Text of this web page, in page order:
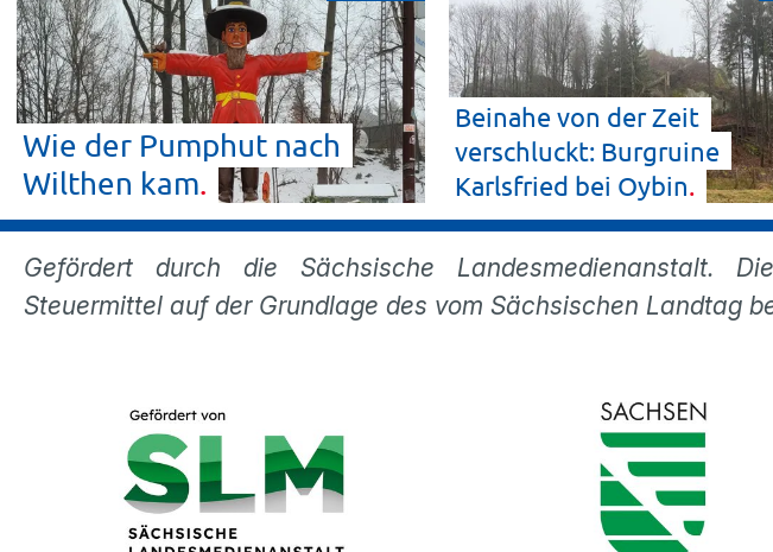
Wie der Pumphut nach
Wilthen kam
Beinahe von der Zeit
verschluckt: Burgruine
Karlsfried bei Oybin
Gefördert durch die Sächsische Landesmedienanstalt.
Steuermittel auf der Grundlage des vom Sächsischen Landtag